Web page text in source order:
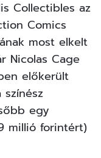
Collectibles az
Comics
most elkelt
Nicolas Cage
előkerült
egy
millió forintért)